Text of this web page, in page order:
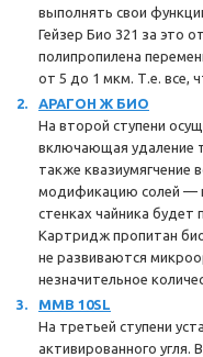
выполнять свои
Гейзер Био 321 за это
полипропилена
от 5 до 1 мкм. Т.е. все,
АРАГОН Ж БИО
На второй ступени
включающая удаление
также квазиумягчение
модификацию солей —
стенках чайника будет
Картридж пропитан
не развиваются
незначительное
ММВ 10SL
На третьей ступени
активированного